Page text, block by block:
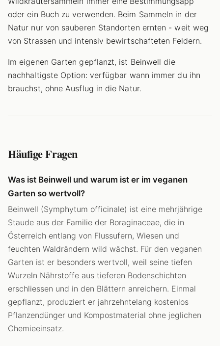
oder ein Buch zu verwenden. Beim Sammeln in der
Natur nur von sauberen Standorten ernten - weit weg
von Strassen und intensiv bewirtschafteten Feldern.
Im eigenen Garten gepflanzt, ist Beinwell die
nachhaltigste Option: verfügbar wann immer du ihn
brauchst, ohne Ausflug in die Natur.
Häufige Fragen
Was ist Beinwell und warum ist er im veganen
Garten so wertvoll?
Beinwell (Symphytum officinale) ist eine mehrjährige
Staude aus der Familie der Boraginaceae, die in
Österreich entlang von Flussufern, Wiesen und
feuchten Waldrändern wild wächst. Für den veganen
Garten ist er besonders wertvoll, weil seine tiefen
Wurzeln Nährstoffe aus tieferen Bodenschichten
erschliessen und in den Blättern anreichern. Einmal
gepflanzt, produziert er jahrzehntelang kostenlos
Pflanzendünger und Kompostmaterial ohne jeglichen
Chemieeinsatz.